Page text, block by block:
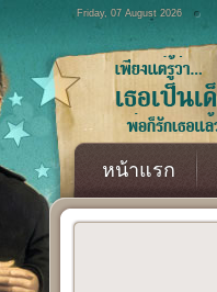
Friday, 07 August 2026
หน้าแรก